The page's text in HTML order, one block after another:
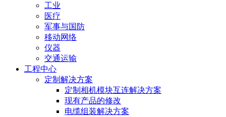
工业
医疗
军事与国防
移动网络
仪器
交通运输
工程中心
定制解决方案
定制相机模块互连解决方案
现有产品的修改
电缆组装解决方案